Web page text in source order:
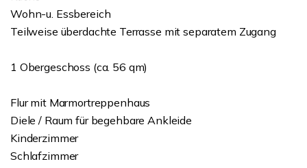
Wohn-u. Essbereich
Teilweise überdachte Terrasse mit separatem Zugang
1 Obergeschoss (ca. 56 qm)
Flur mit Marmortreppenhaus
Diele / Raum für begehbare Ankleide
Kinderzimmer
Schlafzimmer